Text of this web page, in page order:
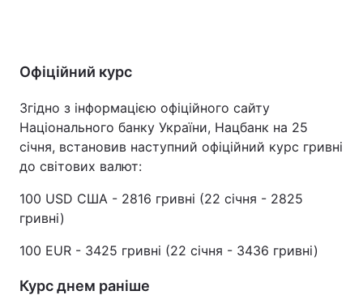
Офіційний курс
Згідно з інформацією офіційного сайту
Національного банку України, Нацбанк на 25
січня, встановив наступний офіційний курс гривні
до світових валют:
100 USD США - 2816 гривні (22 січня - 2825
гривні)
100 EUR - 3425 гривні (22 січня - 3436 гривні)
Курс днем раніше